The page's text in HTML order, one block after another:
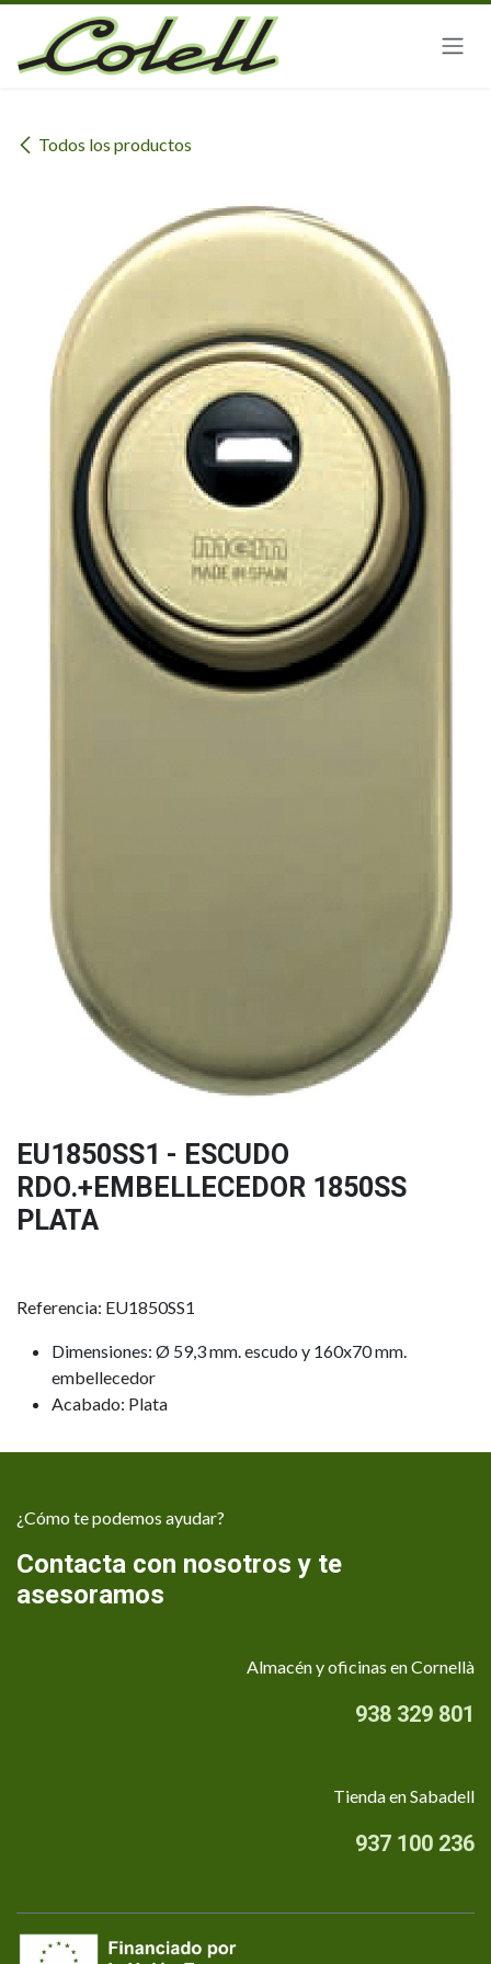
Ir al contenido
Todos los productos
EU1850SS1 - ESCUDO
RDO.+EMBELLECEDOR 1850SS
PLATA
Referencia: EU1850SS1
Dimensiones: Ø 59,3 mm. escudo y 160x70 mm.
embellecedor
Acabado: Plata
¿Cómo te podemos ayudar?
Contacta con nosotros y te
asesoramos
Almacén y oficinas en Cornellà
938 329 801
Tienda en Sabadell
937 100 236